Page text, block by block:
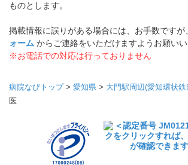
ものとします。
掲載情報に誤りがある場合には、お手数ですが
ォーム からご連絡をいただけますようお願いい
※お電話での対応は行っておりません
病院なびトップ> 愛知県 > 大門駅周辺(愛知環状鉄
医